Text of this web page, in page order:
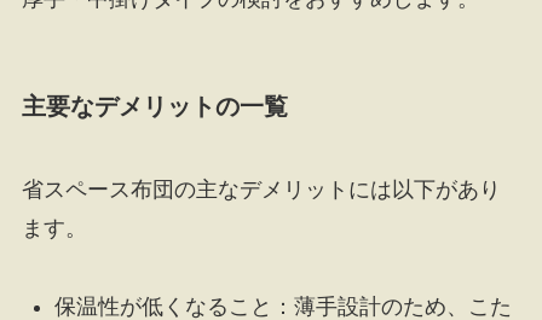
主要なデメリットの一覧
省スペース布団の主なデメリットには以下があり
ます。
保温性が低くなること：薄手設計のため、こた